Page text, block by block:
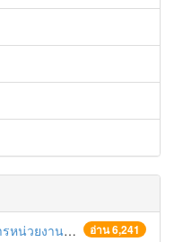
อ่าน 6,241
ทางหลวง เตรียมความปลอดภัยก่อนเทศกาลสงกรานต์